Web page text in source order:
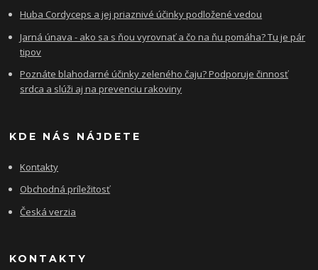
Huba Cordyceps a jej priaznivé účinky podložené vedou
Jarná únava - ako sa s ňou vyrovnať a čo na ňu pomáha? Tu je pár
tipov
Poznáte blahodarné účinky zeleného čaju? Podporuje činnosť
srdca a slúži aj na prevenciu rakoviny
KDE NÁS NÁJDETE
Kontakty
Obchodná príležitosť
Česká verzia
KONTAKTY